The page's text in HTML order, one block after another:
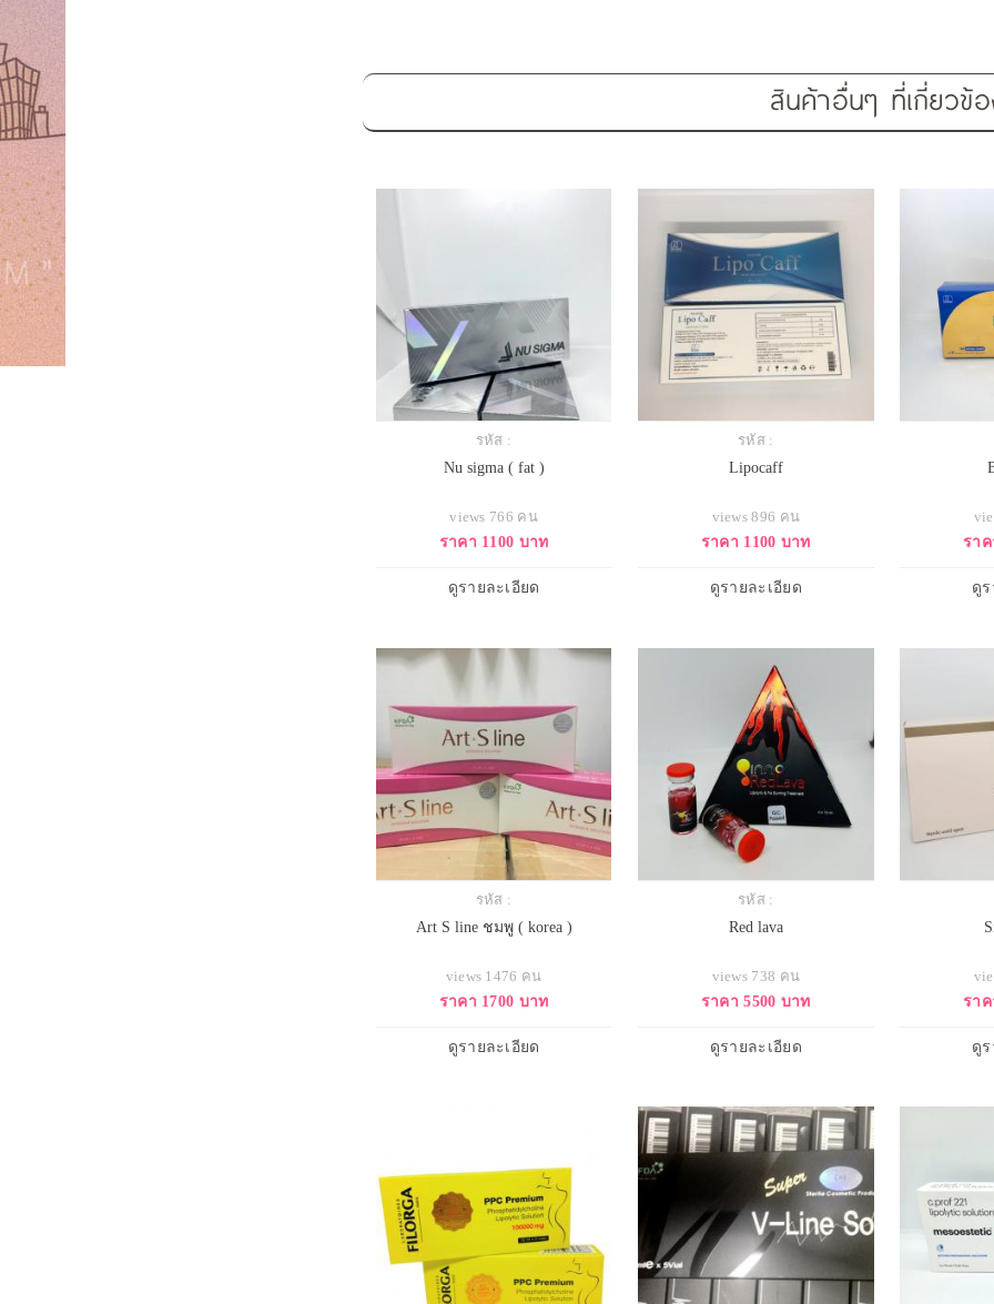
สินค้าอื่นๆ ที่เกี่ยวข้
รหัส :
Nu sigma ( fat )
views 766 คน
ราคา 1100 บาท
ดูรายละเอียด
รหัส :
Lipocaff
views 896 คน
ราคา 1100 บาท
ดูรายละเอียด
ราค
ดูร
รหัส :
Art S line ชมพู ( korea )
views 1476 คน
ราคา 1700 บาท
ดูรายละเอียด
รหัส :
Red lava
views 738 คน
ราคา 5500 บาท
ดูรายละเอียด
ราค
ดูร